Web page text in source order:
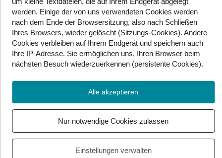
Insgesamt wurden 163 verschiedene Schmetterlings-
Arten gezählt.
Erklärung: App
Eine App ist ein Programm für Handys oder Computer.
oder Programm. Man spricht es wie
Icons:pixabay/ Manfred Richter
werden. Einige der von uns verwendeten Cookies werden
nach dem Ende der Browsersitzung, also nach Schließen
Ihres Browsers, wieder gelöscht (Sitzungs-Cookies). Andere
Cookies verbleiben auf Ihrem Endgerät und speichern auch
Ihre IP-Adresse. Sie ermöglichen uns, Ihren Browser beim
nächsten Besuch wiederzuerkennen (persistente Cookies).
Alle akzeptieren
Nur notwendige Cookies zulassen
Einstellungen verwalten